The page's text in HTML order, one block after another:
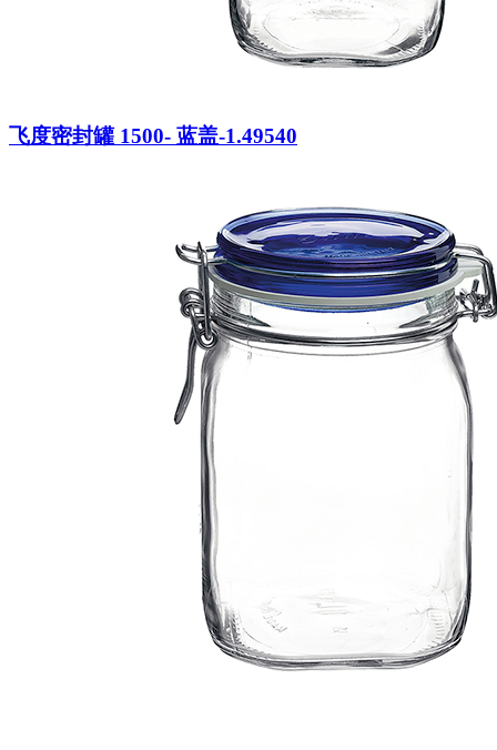
飞度密封罐 1500- 蓝盖-1.49540